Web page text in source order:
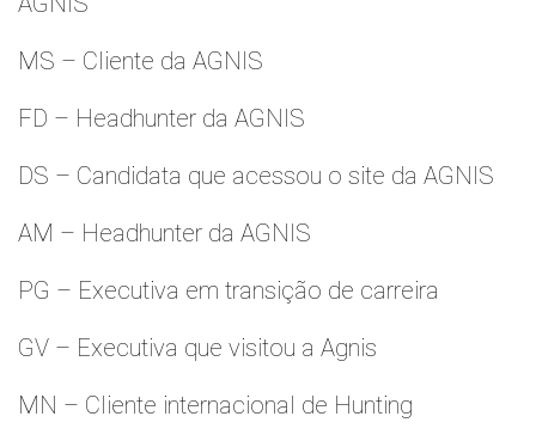
MS – Cliente da AGNIS
FD – Headhunter da AGNIS
DS – Candidata que acessou o site da AGNIS
AM – Headhunter da AGNIS
PG – Executiva em transição de carreira
GV – Executiva que visitou a Agnis
MN – Cliente internacional de Hunting